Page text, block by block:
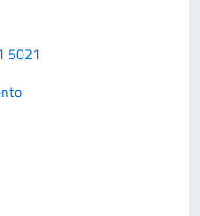
5021